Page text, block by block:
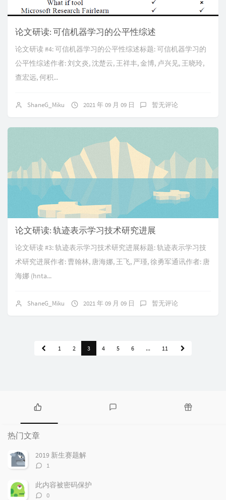
论文研读: 可信机器学习的公平性综述
论文研读 #4: 可信机器学习的公平性综述标题: 可信机器学习的
公平性综述作者: 刘文炎, 沈楚云, 王祥丰, 金博, 卢兴见, 王晓玲,
查宏远, 何积...
ShaneG_Miku 2021 年 09 月 09 日 暂无评论
论文研读: 轨迹表示学习技术研究进展
论文研读 #3: 轨迹表示学习技术研究进展标题: 轨迹表示学习技
术研究进展作者: 曹翰林, 唐海娜, 王飞, 严瑾, 徐勇军通讯作者: 唐
海娜 (hnta...
ShaneG_Miku 2021 年 09 月 09 日 暂无评论
1 2 3 4 5 6 ... 11
热
门
文
章
热门文章
2019 新生赛题解
评
数：
1
此内容被密码保护
评
0